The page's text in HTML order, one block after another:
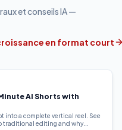
et conseils IA —
en format court
AI Shorts with
into a complete vertical reel. See
traditional editing and why